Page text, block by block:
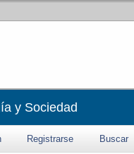
y Sociedad
Registrarse Buscar